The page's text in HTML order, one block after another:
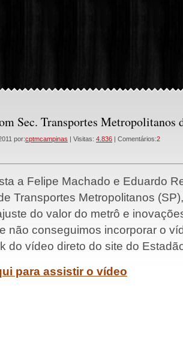
Sec. Transportes Metropolitanos
por:cptmcampinas | Visitas: 4.836 | Comentários:2
a Felipe Machado e Eduardo
Transportes Metropolitanos
do valor do metrô e
não conseguimos incorporar o
do vídeo direto do site do
para assistir o vídeo